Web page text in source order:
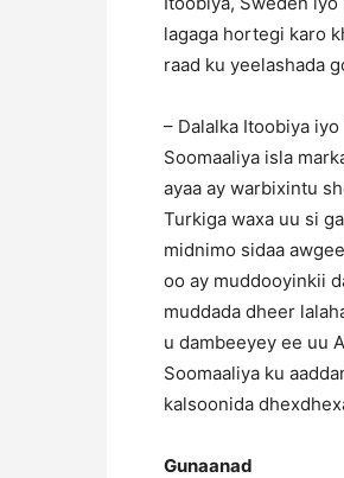
lagaga hortegi karo
raad ku yeelashada
– Dalalka Itoobiya
Soomaaliya isla
ayaa ay warbixintu
Turkiga waxa uu si
midnimo sidaa
oo ay muddooyinkii
muddada dheer
u dambeeyey ee uu
Soomaaliya ku
kalsoonida
Gunaanad